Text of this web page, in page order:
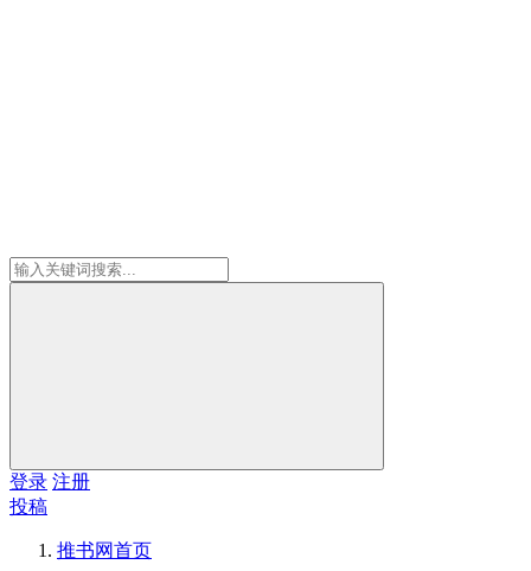
登录 注册
投稿
推书网首页